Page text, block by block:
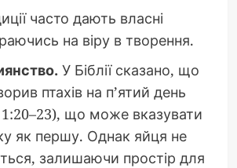
часто дають власні
на віру в творення.
У Біблії сказано, що
птахів на п’ятий день
що може вказувати
як першу. Однак яйця не
залишаючи простір для